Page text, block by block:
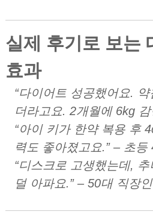
실제 후기로 보는
효과
“다이어트 성공했어요.
더라고요. 2개월에 6kg
“아이 키가 한약 복용 후
력도 좋아졌고요.” – 초등
“디스크로 고생했는데,
덜 아파요.” – 50대 직장인